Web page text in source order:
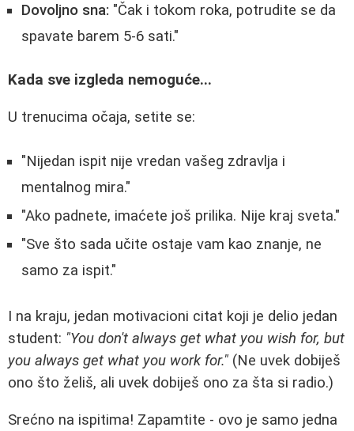
Dovoljno sna: "Čak i tokom roka, potrudite se da
spavate barem 5-6 sati."
Kada sve izgleda nemoguće...
U trenucima očaja, setite se:
"Nijedan ispit nije vredan vašeg zdravlja i
mentalnog mira."
"Ako padnete, imaćete još prilika. Nije kraj sveta."
"Sve što sada učite ostaje vam kao znanje, ne
samo za ispit."
I na kraju, jedan motivacioni citat koji je delio jedan
student: "You don't always get what you wish for, but
you always get what you work for." (Ne uvek dobiješ
ono što želiš, ali uvek dobiješ ono za šta si radio.)
Srećno na ispitima! Zapamtite - ovo je samo jedna